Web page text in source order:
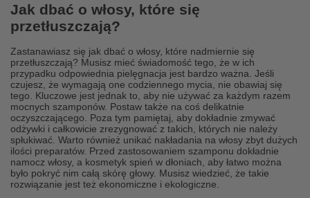
Jak dbać o włosy, które się
przetłuszczają?
Zastanawiasz się jak dbać o włosy, które nadmiernie się
przetłuszczają? Musisz mieć świadomość tego, że w ich
przypadku odpowiednia pielęgnacja jest bardzo ważna. Jeśli
czujesz, że wymagają one codziennego mycia, nie obawiaj się
tego. Kluczowe jest jednak to, aby nie używać za każdym razem
mocnych szamponów. Postaw także na coś delikatnie
oczyszczającego. Poza tym pamiętaj, aby dokładnie zmywać
odżywki i całkowicie zrezygnować z takich, których nie należy
spłukiwać. Warto również unikać nakładania na włosy zbyt dużych
ilości preparatów. Przed zastosowaniem szamponu dokładnie
namocz włosy, a kosmetyk spień w dłoniach, aby łatwo można
było pokryć nim całą skórę głowy. Musisz wiedzieć, że takie
rozwiązanie jest też ekonomiczne i ekologiczne.